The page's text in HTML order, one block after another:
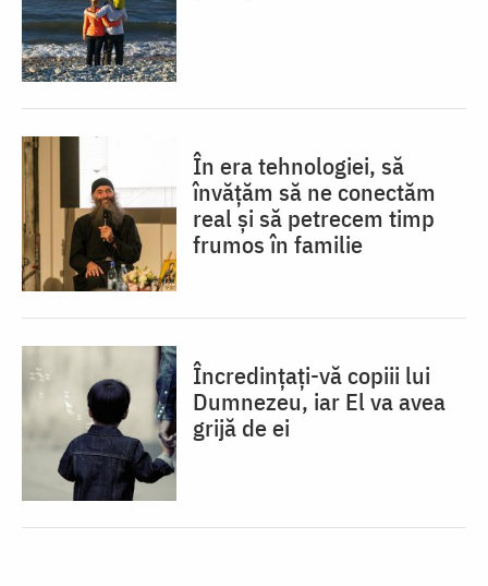
În era tehnologiei, să
învățăm să ne conectăm
real și să petrecem timp
frumos în familie
Încredințați-vă copiii lui
Dumnezeu, iar El va avea
grijă de ei